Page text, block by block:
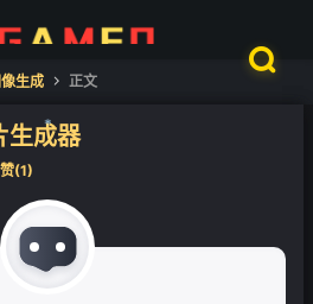

生成  正文
生成器
赞(1)